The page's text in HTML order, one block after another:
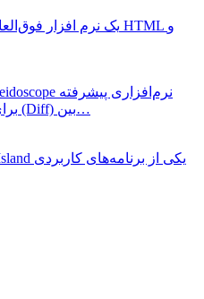
برای مقایسه و تحلیل تفاوت‌ها (Diff) بین…